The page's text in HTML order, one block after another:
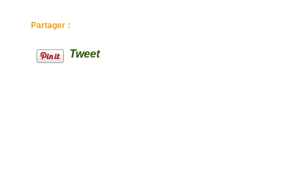
Partager :
Tweet